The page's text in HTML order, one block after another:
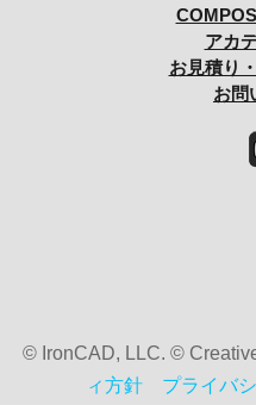
アカ
お見積り
お問
© IronCAD, LLC. ©
ィ方針
プライバ